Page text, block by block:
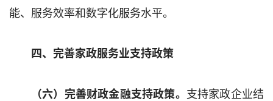
能、服务效率和数字化服务水平。
四、完善家政服务业支持政策
（六）完善财政金融支持政策。 支持家政企业结